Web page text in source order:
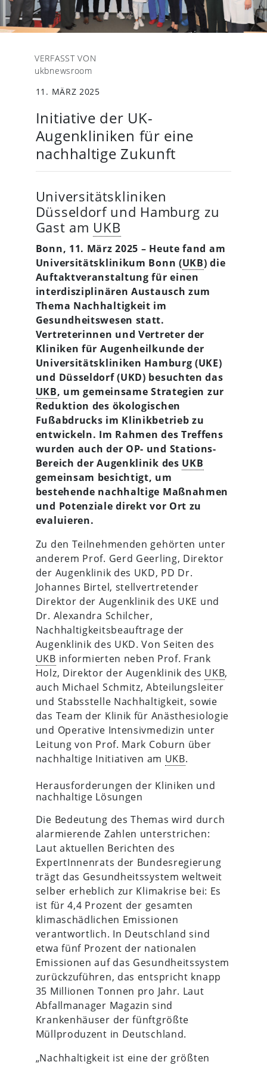
VERFASST VON
ukbnewsroom
11. MÄRZ 2025
Initiative der UK-
Augenkliniken für eine
nachhaltige Zukunft
Universitätskliniken
Düsseldorf und Hamburg zu
Gast am UKB
Bonn, 11. März 2025 – Heute fand am
Universitätsklinikum Bonn (UKB) die
Auftaktveranstaltung für einen
interdisziplinären Austausch zum
Thema Nachhaltigkeit im
Gesundheitswesen statt.
Vertreterinnen und Vertreter der
Kliniken für Augenheilkunde der
Universitätskliniken Hamburg (UKE)
und Düsseldorf (UKD) besuchten das
UKB, um gemeinsame Strategien zur
Reduktion des ökologischen
Fußabdrucks im Klinikbetrieb zu
entwickeln. Im Rahmen des Treffens
wurden auch der OP- und Stations-
Bereich der Augenklinik des UKB
gemeinsam besichtigt, um
bestehende nachhaltige Maßnahmen
und Potenziale direkt vor Ort zu
evaluieren.
Zu den Teilnehmenden gehörten unter
anderem Prof. Gerd Geerling, Direktor
der Augenklinik des UKD, PD Dr.
Johannes Birtel, stellvertretender
Direktor der Augenklinik des UKE und
Dr. Alexandra Schilcher,
Nachhaltigkeitsbeauftrage der
Augenklinik des UKD. Von Seiten des
UKB informierten neben Prof. Frank
Holz, Direktor der Augenklinik des UKB,
auch Michael Schmitz, Abteilungsleiter
und Stabsstelle Nachhaltigkeit, sowie
das Team der Klinik für Anästhesiologie
und Operative Intensivmedizin unter
Leitung von Prof. Mark Coburn über
nachhaltige Initiativen am UKB.
Herausforderungen der Kliniken und
nachhaltige Lösungen
Die Bedeutung des Themas wird durch
alarmierende Zahlen unterstrichen:
Laut aktuellen Berichten des
ExpertInnenrats der Bundesregierung
trägt das Gesundheitssystem weltweit
selber erheblich zur Klimakrise bei: Es
ist für 4,4 Prozent der gesamten
klimaschädlichen Emissionen
verantwortlich. In Deutschland sind
etwa fünf Prozent der nationalen
Emissionen auf das Gesundheitssystem
zurückzuführen, das entspricht knapp
35 Millionen Tonnen pro Jahr. Laut
Abfallmanager Magazin sind
Krankenhäuser der fünftgrößte
Müllproduzent in Deutschland.
„Nachhaltigkeit ist eine der größten